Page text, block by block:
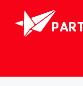
springen